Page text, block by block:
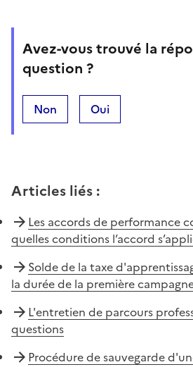
Avez-vous trouvé la
question ?
Non Oui
Articles liés :
Les accords de performance
quelles conditions l’accord
Solde de la taxe
la durée de la première
L'entretien de parcours
questions
Procédure de sauvegarde